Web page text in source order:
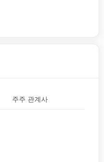
주주 관계사